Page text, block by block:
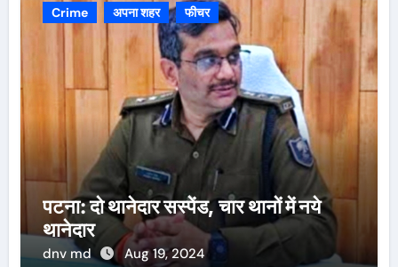
Crime अपना शहर फीचर
पटना: दो थानेदार सस्पेंड, चार थानों में नये
थानेदार
dnv md Aug 19, 2024